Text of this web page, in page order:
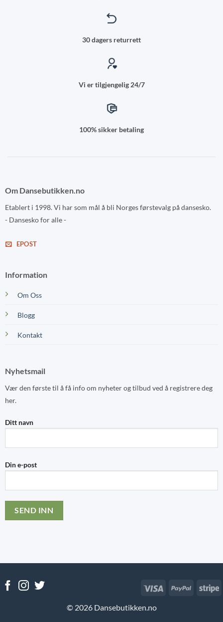
30 dagers returrett
Vi er tilgjengelig 24/7
100% sikker betaling
Om Dansebutikken.no
Etablert i 1998. Vi har som mål å bli Norges førstevalg på dansesko.
- Dansesko for alle -
EPOST
Information
Om Oss
Blogg
Kontakt
Nyhetsmail
Vær den første til å få info om nyheter og tilbud ved å registrere deg
her.
Ditt navn
Din e-post
© 2026 Dansebutikken.no
Visa PayPal